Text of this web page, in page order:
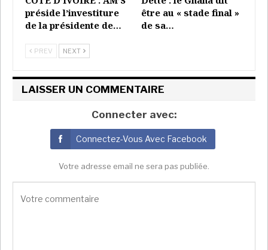
rivaux : le Djiboutien Mahamoud Ali Youssouf, le
Mauricien Anil Gayan et le Malgache Richard
préside l’investiture
de la présidente de…
être au « stade final »
de sa…
PREV NEXT
LAISSER UN COMMENTAIRE
Connecter avec:
Connectez-Vous Avec Facebook
Votre adresse email ne sera pas publiée.